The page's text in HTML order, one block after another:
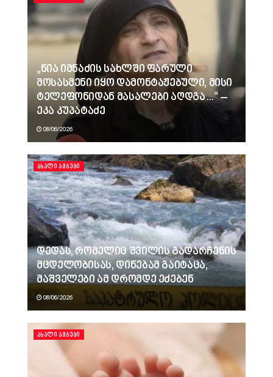
„ნია იმნაძის სახლში ფარული
მოსასმენი იყო დამონტაჟებული, მისი
ტელეფონიდან მასალები აღდგა…“ –
ეკა კუპატაძე
08/06/2026
ᲐᲮᲐᲚᲘ ᲐᲛᲑᲔᲑᲘ
დედას, რომელიც შვილის გადარჩენის
მცდელობისას, დინებამ გაიტაცა,
მაშველები ამ დრომდე ეძებენ
08/06/2026
ᲐᲮᲐᲚᲘ ᲐᲛᲑᲔᲑᲘ